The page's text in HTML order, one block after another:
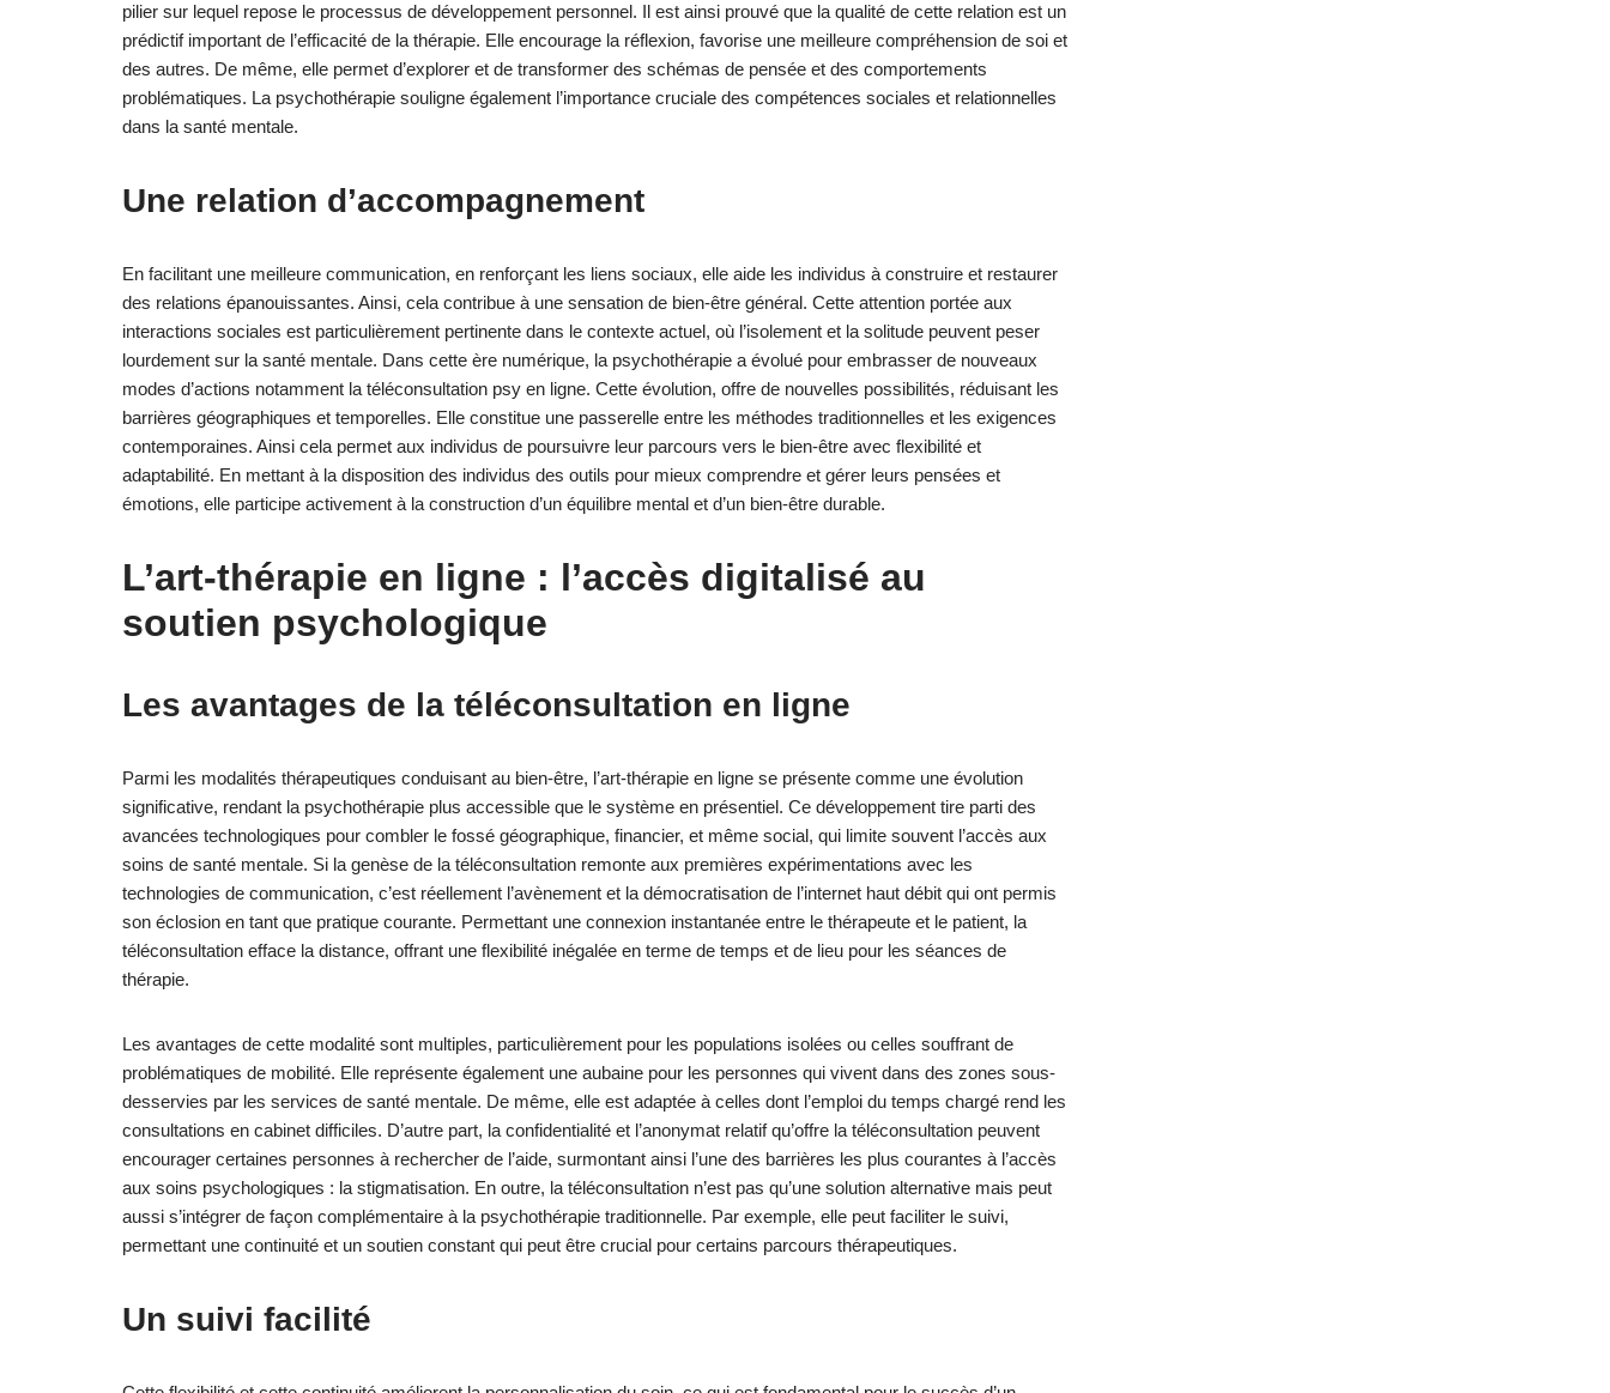
pilier sur lequel repose le processus de développement personnel. Il est ainsi prouvé que la qualité de cette relation est un
prédictif important de l’efficacité de la thérapie. Elle encourage la réflexion, favorise une meilleure compréhension de soi et
des autres. De même, elle permet d’explorer et de transformer des schémas de pensée et des comportements
problématiques. La psychothérapie souligne également l’importance cruciale des compétences sociales et relationnelles
dans la santé mentale.
Une relation d’accompagnement
En facilitant une meilleure communication, en renforçant les liens sociaux, elle aide les individus à construire et restaurer
des relations épanouissantes. Ainsi, cela contribue à une sensation de bien-être général. Cette attention portée aux
interactions sociales est particulièrement pertinente dans le contexte actuel, où l’isolement et la solitude peuvent peser
lourdement sur la santé mentale. Dans cette ère numérique, la psychothérapie a évolué pour embrasser de nouveaux
modes d’actions notamment la téléconsultation psy en ligne. Cette évolution, offre de nouvelles possibilités, réduisant les
barrières géographiques et temporelles. Elle constitue une passerelle entre les méthodes traditionnelles et les exigences
contemporaines. Ainsi cela permet aux individus de poursuivre leur parcours vers le bien-être avec flexibilité et
adaptabilité. En mettant à la disposition des individus des outils pour mieux comprendre et gérer leurs pensées et
émotions, elle participe activement à la construction d’un équilibre mental et d’un bien-être durable.
L’art-thérapie en ligne : l’accès digitalisé au
soutien psychologique
Les avantages de la téléconsultation en ligne
Parmi les modalités thérapeutiques conduisant au bien-être, l’art-thérapie en ligne se présente comme une évolution
significative, rendant la psychothérapie plus accessible que le système en présentiel. Ce développement tire parti des
avancées technologiques pour combler le fossé géographique, financier, et même social, qui limite souvent l’accès aux
soins de santé mentale. Si la genèse de la téléconsultation remonte aux premières expérimentations avec les
technologies de communication, c’est réellement l’avènement et la démocratisation de l’internet haut débit qui ont permis
son éclosion en tant que pratique courante. Permettant une connexion instantanée entre le thérapeute et le patient, la
téléconsultation efface la distance, offrant une flexibilité inégalée en terme de temps et de lieu pour les séances de
thérapie.
Les avantages de cette modalité sont multiples, particulièrement pour les populations isolées ou celles souffrant de
problématiques de mobilité. Elle représente également une aubaine pour les personnes qui vivent dans des zones sous-
desservies par les services de santé mentale. De même, elle est adaptée à celles dont l’emploi du temps chargé rend les
consultations en cabinet difficiles. D’autre part, la confidentialité et l’anonymat relatif qu’offre la téléconsultation peuvent
encourager certaines personnes à rechercher de l’aide, surmontant ainsi l’une des barrières les plus courantes à l’accès
aux soins psychologiques : la stigmatisation. En outre, la téléconsultation n’est pas qu’une solution alternative mais peut
aussi s’intégrer de façon complémentaire à la psychothérapie traditionnelle. Par exemple, elle peut faciliter le suivi,
permettant une continuité et un soutien constant qui peut être crucial pour certains parcours thérapeutiques.
Un suivi facilité